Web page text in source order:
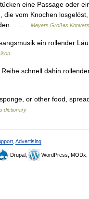
eine Passage oder
die vom Knochen
…
Meyers Großes
ein rollender
schnell dahin
or other food,
dictionary
Advertising
Drupal, WordPress, MODx.